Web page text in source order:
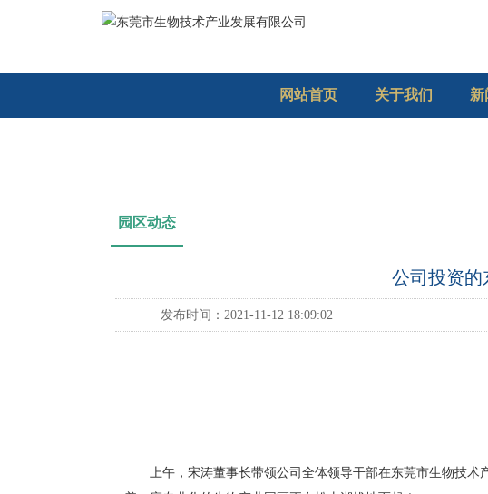
网站首页 关于我们 新
园区动态
公司投资的
发布时间：2021-11-12 18:09:02
上午，宋涛董事长带领公司全体领导干部在东莞市生物技术